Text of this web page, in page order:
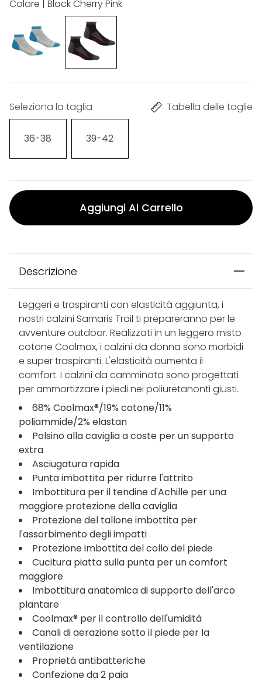
Colore | Black Cherry Pink
Seleziona la taglia Tabella delle taglie
36-38 39-42
Aggiungi Al Carrello
Descrizione
Leggeri e traspiranti con elasticità aggiunta, i
nostri calzini Samaris Trail ti prepareranno per le
avventure outdoor. Realizzati in un leggero misto
cotone Coolmax, i calzini da donna sono morbidi
e super traspiranti. L'elasticità aumenta il
comfort. I calzini da camminata sono progettati
per ammortizzare i piedi nei poliuretanonti giusti.
68% Coolmax®/19% cotone/11%
poliammide/2% elastan
Polsino alla caviglia a coste per un supporto
extra
Asciugatura rapida
Punta imbottita per ridurre l'attrito
Imbottitura per il tendine d'Achille per una
maggiore protezione della caviglia
Protezione del tallone imbottita per
l'assorbimento degli impatti
Protezione imbottita del collo del piede
Cucitura piatta sulla punta per un comfort
maggiore
Imbottitura anatomica di supporto dell'arco
plantare
Coolmax® per il controllo dell'umidità
Canali di aerazione sotto il piede per la
ventilazione
Proprietà antibatteriche
Confezione da 2 paia